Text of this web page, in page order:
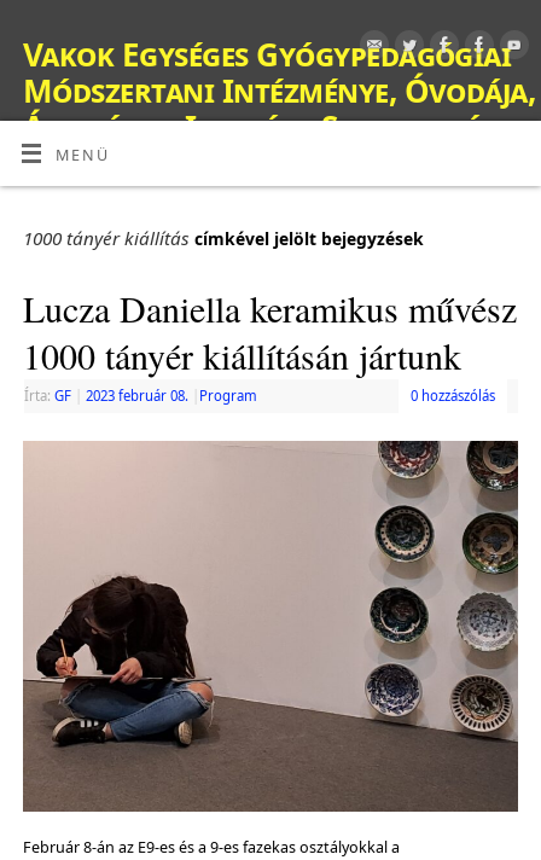
Vakok Egységes Gyógypedagógiai
Módszertani Intézménye, Óvodája,
Általános Iskolája, Szakiskolája,
Készségfejlesztő Iskolája, Fejlesztő
Nevelés-Oktatást Végző Iskolája,
Kollégiuma és Gyermekotthona
MENÜ
1000 tányér kiállítás címkével jelölt bejegyzések
Lucza Daniella keramikus művész
1000 tányér kiállításán jártunk
Írta: GF 2023 február 08. Program 0 hozzászólás
Február 8-án az E9-es és a 9-es fazekas osztályokkal a